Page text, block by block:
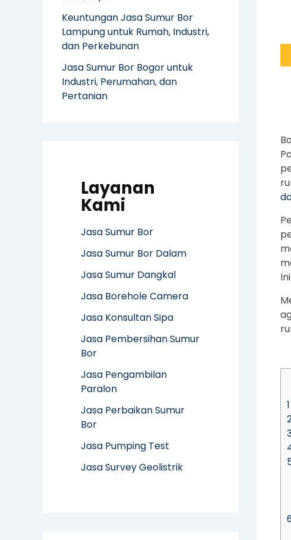
Keuntungan Jasa Sumur Bor
Lampung untuk Rumah, Industri,
dan Perkebunan
Jasa Sumur Bor Bogor untuk
Industri, Perumahan, dan
Pertanian
Layanan
Kami
Jasa Sumur Bor
Jasa Sumur Bor Dalam
Jasa Sumur Dangkal
Jasa Borehole Camera
Jasa Konsultan Sipa
Jasa Pembersihan Sumur
Bor
Jasa Pengambilan
Paralon
Jasa Perbaikan Sumur
Bor
Jasa Pumping Test
Jasa Survey Geolistrik
1
3
6